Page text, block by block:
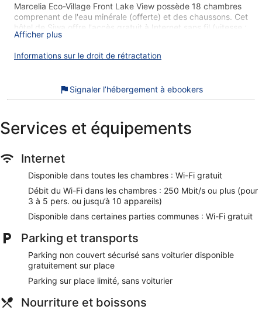
Marcelia Eco-Village Front Lake View possède 18 chambres
comprenant de l'eau minérale (offerte) et des chaussons. Cet
hôtel de Siwa offre l'accès gratuit à Internet sans fil (vitesse :
250 Mbit/s ou plus (pour 3 à 5 pers. ou jusqu’à 10
remplacement des draps sont disponibles sur demande. Un
Cet hôtel propose une piscine extérieure.
Les prestations proposées par Marcelia Eco-Village Front
Lake View comprennent l'accès Wi-Fi à Internet gratuit, un
parking gratuit, sans oublier une piscine extérieure.
Wi-Fi gratuit (vitesse : 250 Mbit/s ou plus (pour 3 à 5
pers. ou jusqu’à 10 appareils))
Parking sans service de voiturier gratuit
Pour vous restaurer, vous trouverez sur place un café et
un restaurant
trouverez sur place une piscine extérieure
Parmi les services offerts, vous trouverez notamment une
consigne à bagages
À 12 km de Oasis de Siwa et à 25 km de Colline des
Les chiens et les chats sont admis gratuitement
Afficher plus
Informations sur le droit de rétractation
Signaler l’hébergement à ebookers
Services et équipements
Internet
Disponible dans toutes les chambres : Wi-Fi gratuit
Débit du Wi-Fi dans les chambres : 250 Mbit/s ou plus (pour
3 à 5 pers. ou jusqu’à 10 appareils)
Disponible dans certaines parties communes : Wi-Fi gratuit
Parking et transports
Parking non couvert sécurisé sans voiturier disponible
gratuitement sur place
Parking sur place limité, sans voiturier
Nourriture et boissons